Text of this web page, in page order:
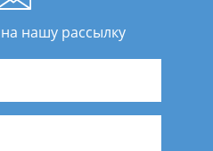
нашу рассылку